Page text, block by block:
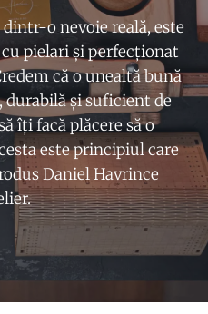
o nevoie reală, este
pielari și perfecționat
că o unealtă bună
și suficient de
îți facă plăcere să o
este principiul care
Daniel Havrince